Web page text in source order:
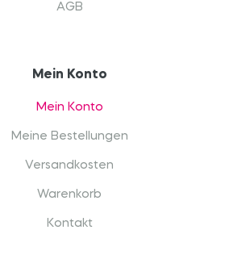
AGB
Mein Konto
Mein Konto
Meine Bestellungen
Versandkosten
Warenkorb
Kontakt